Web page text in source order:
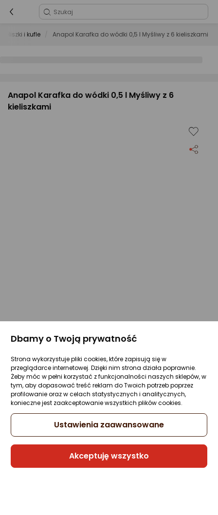
Kieliszki i kufle Anapol Karafka do wódki 0,5 l Myśliwy z 6 kieliszkami
Anapol Karafka do wódki 0,5 l Myśliwy z 6
kieliszkami
Dbamy o Twoją prywatność
Strona wykorzystuje pliki cookies, które zapisują się w
przeglądarce internetowej. Dzięki nim strona działa poprawnie.
Żeby móc w pełni korzystać z funkcjonalności naszych sklepów, w
tym, aby dopasować treść reklam do Twoich potrzeb poprzez
profilowanie oraz w celach statystycznych i analitycznych,
konieczne jest zaakceptowanie wszystkich plików cookies.
Ustawienia zaawansowane
Akceptuję wszystko